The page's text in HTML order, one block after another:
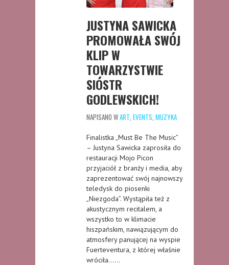
JUSTYNA SAWICKA
PROMOWAŁA SWÓJ
KLIP W
TOWARZYSTWIE
SIÓSTR
GODLEWSKICH!
NAPISANO WART EVENTS MUZYKA
Finalistka „Must Be The Music”
– Justyna Sawicka zaprosiła do
restauracji Mojo Picon
przyjaciół z branży i media, aby
zaprezentować swój najnowszy
teledysk do piosenki
„Niezgoda”. Wystąpiła też z
akustycznym recitalem, a
wszystko to w klimacie
hiszpańskim, nawiązującym do
atmosfery panującej na wyspie
Fuerteventura, z której właśnie
wróciła……